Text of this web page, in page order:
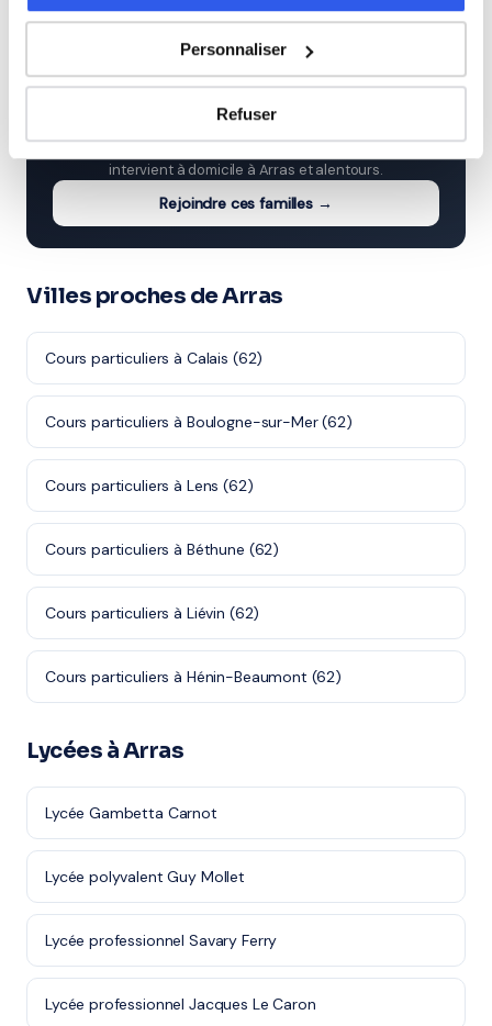
Personnaliser
Refuser
⭐
413+ familles accompagnées à Arras
intervient à domicile à Arras et alentours.
Rejoindre ces familles →
Villes proches de Arras
Cours particuliers à Calais (62)
Cours particuliers à Boulogne-sur-Mer (62)
Cours particuliers à Lens (62)
Cours particuliers à Béthune (62)
Cours particuliers à Liévin (62)
Cours particuliers à Hénin-Beaumont (62)
Lycées à Arras
Lycée Gambetta Carnot
Lycée polyvalent Guy Mollet
Lycée professionnel Savary Ferry
Lycée professionnel Jacques Le Caron